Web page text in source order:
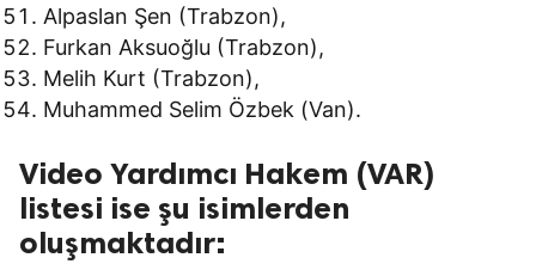
Alpaslan Şen (Trabzon),
Furkan Aksuoğlu (Trabzon),
Melih Kurt (Trabzon),
Muhammed Selim Özbek (Van).
Video Yardımcı Hakem (VAR)
listesi ise şu isimlerden
oluşmaktadır: